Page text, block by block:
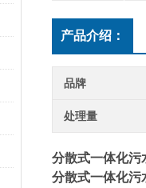
产品介绍：
品牌
处理量
分散式一体化污
分散式一体化污